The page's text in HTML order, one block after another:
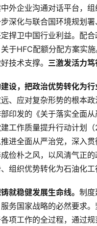
外企业沟通对话平台，
深化与联合国环境规划
捍卫中国行业利益。配
于HFC配额分配方案实
技术支撑。 三激发活力
设，把政治优势转化为
、应对复杂形势的根本
印发的《关于落实全面
工作质量提升行动计
进全面从严治党，深入
俭朴之风，以风清气正
组织优势转化为石油化
就稳健发展生命线。 制度
务国家战略的必然要求
项工作的全过程，通过